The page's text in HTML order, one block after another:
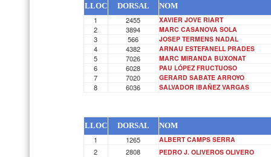
LLOC DORSAL NOM
1 2455 XAVIER JOVE RIART
2 3894 MARC CASANOVA SOLA
3 566 JOSEP TERMENS NADAL
4 4382 ARNAU ESTEFANELL PRADES
5 7026 MARC MIRANDA BUXONAT
6 6028 PAU LÓPEZ FRUCTUOSO
7 7020 GERARD SABATE ARROYO
8 6036 SALVADOR IBAÑEZ VARGAS
LLOC DORSAL NOM
1 1265 ALBERT CAMPS SERRA
2 2808 PEDRO J. OLIVEROS OLIVERO